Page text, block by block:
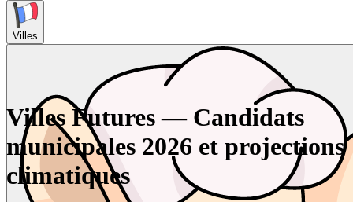
Villes
Villes Futures — Candidats
municipales 2026 et projections
climatiques